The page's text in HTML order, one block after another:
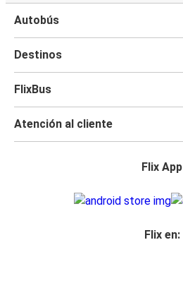
Autobús
Destinos
FlixBus
Atención al cliente
Flix App
Flix en: